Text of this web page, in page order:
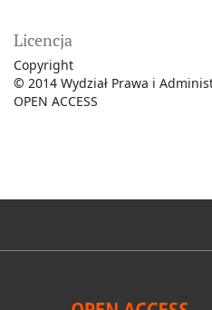
Licencja
Copyright
© 2014 Wydział Prawa i
OPEN ACCESS